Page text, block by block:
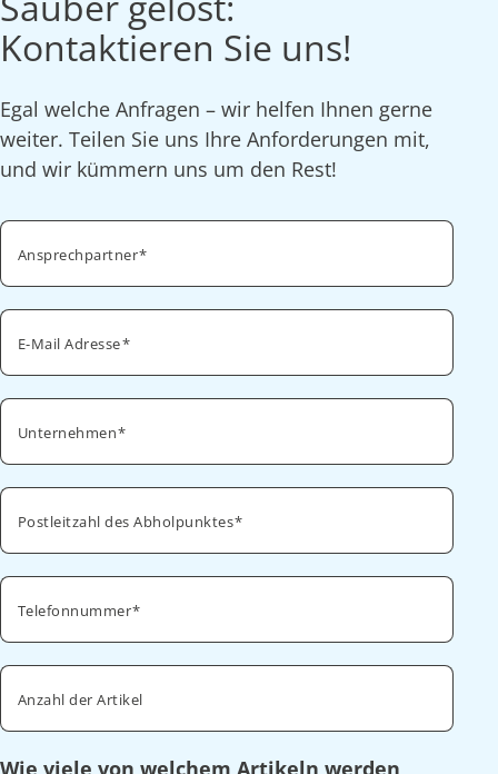
Kontaktieren Sie uns!
Egal welche Anfragen – wir helfen Ihnen gerne
weiter. Teilen Sie uns Ihre Anforderungen mit,
und wir kümmern uns um den Rest!
Ansprechpartner
E-Mail Adresse
Unternehmen
Postleitzahl des Abholpunktes
Telefonnummer
Anzahl der Artikel
Wie viele von welchem Artikeln werden